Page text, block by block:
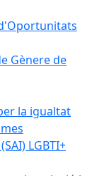
Gènere de
la igualtat
LGBTI+